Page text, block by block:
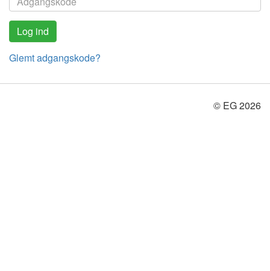
Glemt adgangskode?
© EG 2026